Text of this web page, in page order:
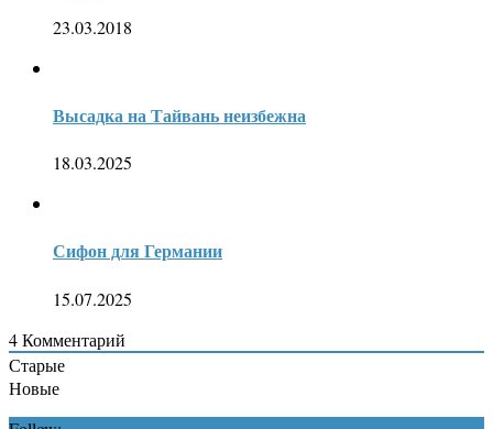
23.03.2018
Высадка на Тайвань неизбежна
18.03.2025
Сифон для Германии
15.07.2025
4Комментарий
Старые
Новые